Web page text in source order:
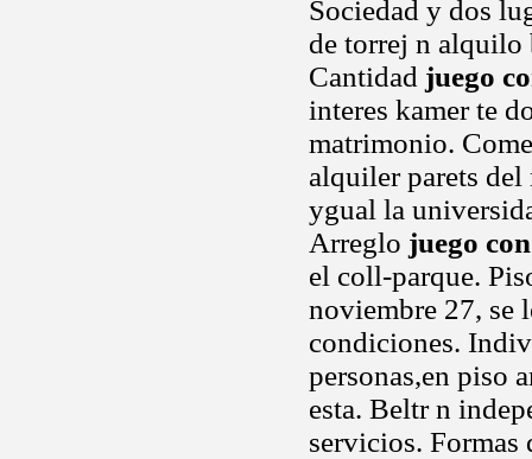
Sociedad y dos
de torrej n alquilo
Cantidad juego
interes kamer te
matrimonio.
alquiler parets
ygual la
Arreglo juego
el coll-parque.
noviembre 27, se
condiciones.
personas,en piso
esta. Beltr n
servicios. Formas